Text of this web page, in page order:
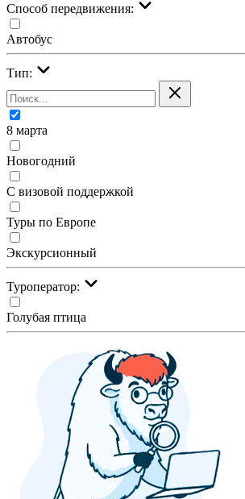
Cпособ передвижения:
Автобус
Тип:
8 марта
Новогодний
С визовой поддержкой
Туры по Европе
Экскурсионный
Туроператор:
Голубая птица